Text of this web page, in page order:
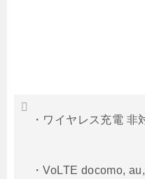
・ワイヤレス充電 非
・VoLTE docomo,